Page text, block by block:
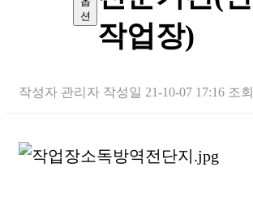
션
작업장)
작성자 관리자 작성일 21-10-07 17:16 조회
본문